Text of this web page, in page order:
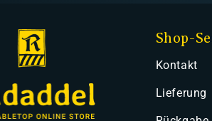
Shop-
Kontakt
Lieferung